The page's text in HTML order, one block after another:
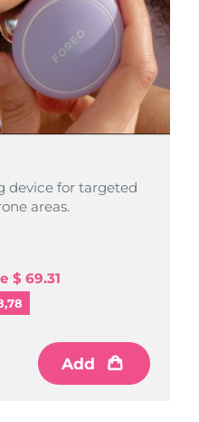
device for targeted
areas.
$ 69.31
Add
Entrega prevista8/16/26
Entrega prevista 8/13/26
Entrega prevista 8/13/26
Entrega prevista